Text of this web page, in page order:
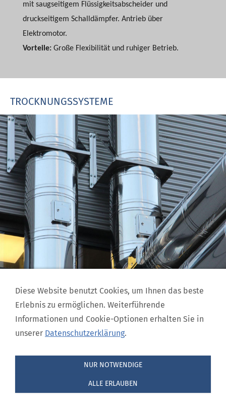
mit saugseitigem Flüssigkeitsabscheider und
druckseitigem Schalldämpfer. Antrieb über
Elektromotor.
Vorteile: Große Flexibilität und ruhiger Betrieb.
TROCKNUNGSSYSTEME
Bei der Fertigung von Bändern oder Blechen
ist stets
Wasser mit von der Partie. Um die Bahnen nach der
Trocknungsaubere und vor allempulsationsfreie
Continental Industrie liefert weltweit Gebläse für
Diese Website benutzt Cookies, um Ihnen das beste
Erlebnis zu ermöglichen. Weiterführende
Informationen und Cookie-Optionen erhalten Sie in
unserer Datenschutzerklärung.
NUR NOTWENDIGE
ALLE ERLAUBEN